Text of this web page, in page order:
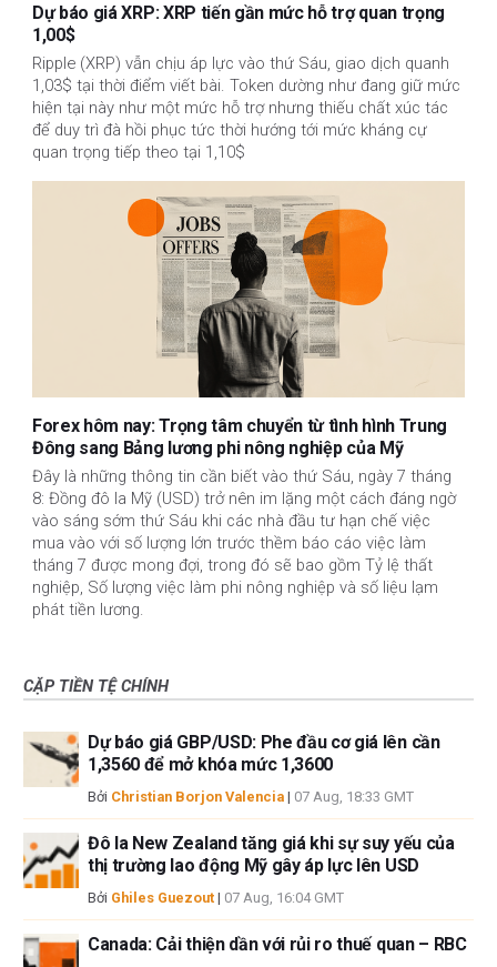
Dự báo giá XRP: XRP tiến gần mức hỗ trợ quan trọng
1,00$
Ripple (XRP) vẫn chịu áp lực vào thứ Sáu, giao dịch quanh
1,03$ tại thời điểm viết bài. Token dường như đang giữ mức
hiện tại này như một mức hỗ trợ nhưng thiếu chất xúc tác
để duy trì đà hồi phục tức thời hướng tới mức kháng cự
quan trọng tiếp theo tại 1,10$
Forex hôm nay: Trọng tâm chuyển từ tình hình Trung
Đông sang Bảng lương phi nông nghiệp của Mỹ
Đây là những thông tin cần biết vào thứ Sáu, ngày 7 tháng
8: Đồng đô la Mỹ (USD) trở nên im lặng một cách đáng ngờ
vào sáng sớm thứ Sáu khi các nhà đầu tư hạn chế việc
mua vào với số lượng lớn trước thềm báo cáo việc làm
tháng 7 được mong đợi, trong đó sẽ bao gồm Tỷ lệ thất
nghiệp, Số lượng việc làm phi nông nghiệp và số liệu lạm
phát tiền lương.
CẶP TIỀN TỆ CHÍNH
Dự báo giá GBP/USD: Phe đầu cơ giá lên cần
1,3560 để mở khóa mức 1,3600
Bởi Christian Borjon Valencia | 07 Aug, 18:33 GMT
Đô la New Zealand tăng giá khi sự suy yếu của
thị trường lao động Mỹ gây áp lực lên USD
Bởi Ghiles Guezout | 07 Aug, 16:04 GMT
Canada: Cải thiện dần với rủi ro thuế quan – RBC